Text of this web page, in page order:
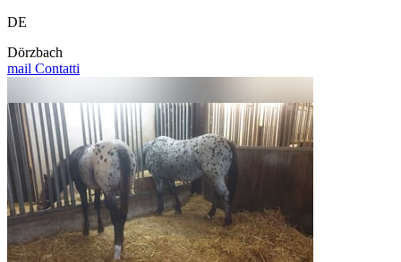
DE
Dörzbach
mail Contatti